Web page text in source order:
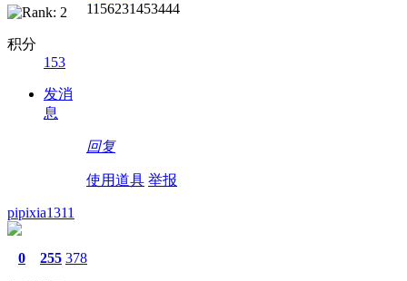
积分
153
发消
息
1156231453444
回复
使用道具 举报
pipixia1311
0 255 378